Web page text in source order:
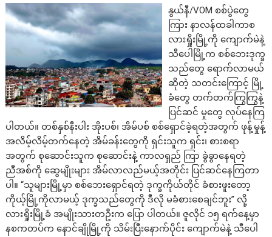
နွယ်နီ/VOM စစ်ပွဲတွေ
ကြား နာလန်ထခါကာစ
လားရှိုးမြို့ကို ကျောက်မဲနဲ့
သီပေါမြို့က စစ်ဘေးဒုက္ခ
သည်တွေ ရောက်လာမယ်
ဆိုတဲ့ သတင်းကြောင့် မြို့
ခံတွေ တက်တက်ကြွကြွနဲ့
ပြင်ဆင် မှုတွေ လုပ်နေကြ
ပါတယ်။ တစ်နှစ်နီးပါး အိုးပစ်၊ အိမ်ပစ် စစ်ရှောင်ခဲ့ရတဲ့အတွက် ဖုန့်မှုန့်
အလိမ့်လိမ့်တက်နေတဲ့ အိမ်ခန်းတွေကို ရှင်းသူက ရှင်း၊ စားစရာ
အတွက် စုဆောင်းသူက စုဆောင်းနဲ့ ကာလရှည် ကြာ ခွဲခွာနေရတဲ့
ညီအစ်ကို ဆွေမျိုးများ အိမ်လာလည်မယ့်အတိုင်း ပြင်ဆင်နေကြတာ
ပါ။ “သူများမြို့မှာ စစ်ဘေးရှောင်ရတဲ့ ဒုက္ခကိုယ်တိုင် ခံစားဖူးတော့
ကိုယ့်မြို့ကိုလာမယ့် ဒုက္ခသည်တွေကို ဒီလို မခံစားစေချင်ဘူး” လို့
လားရှိုးမြို့ခံ အမျိုးသားတဦးက ပြော ပါတယ်။ ဇူလိုင် ၁၅ ရက်နေ့မှာ
နစကတပ်က နောင်ချိုမြို့ကို သိမ်းပြီးနောက်ပိုင်း ကျောက်မဲနဲ့ သီပေါ